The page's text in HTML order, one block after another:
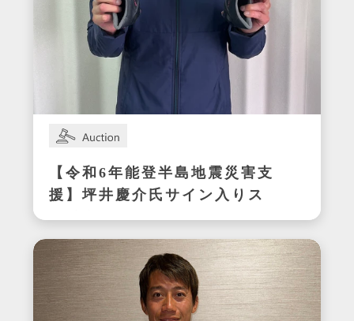
【令和6年能登半島地震災害支
援】坪井慶介氏サイン入りス
パイク